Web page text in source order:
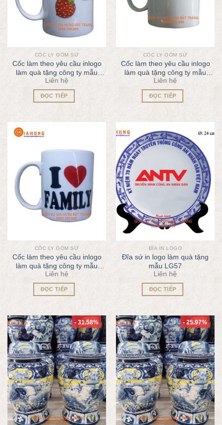
CỐC LY GỐM SỨ
Cốc làm theo yêu cầu inlogo
làm quà tặng công ty mẫu
QT62
Liên hệ
ĐỌC TIẾP
CỐC LY GỐM SỨ
Cốc làm theo yêu cầu inlogo
làm quà tặng công ty mẫu
QT63
Liên hệ
ĐỌC TIẾP
CỐC LY GỐM SỨ
Cốc làm theo yêu cầu inlogo
làm quà tặng công ty mẫu
QT64
Liên hệ
ĐỌC TIẾP
ĐĨA IN LOGO
Đĩa sứ in logo làm quà tặng
mẫu LG57
Liên hệ
ĐỌC TIẾP
- 31.58% - 25.97%